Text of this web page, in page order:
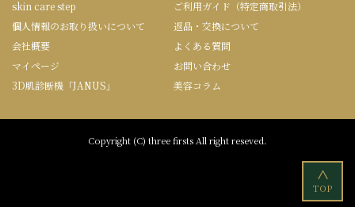
skin care step
ご利用ガイド（特定商取引法）
個人情報のお取り扱いについて
返品・交換について
会社概要
よくある質問
マイページ
お問い合わせ
3D肌診断機「JANUS」
美容コラム
Copyright (C) three firsts All right reseved.
<
TOP